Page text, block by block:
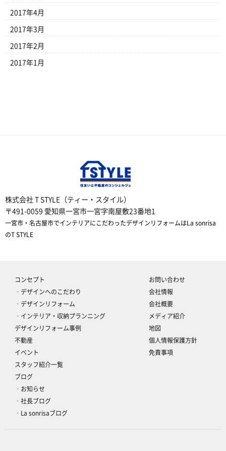
2017年4月
2017年3月
2017年2月
2017年1月
株式会社 T STYLE（ティー・スタイル）
〒491-0059 愛知県一宮市一宮字南屋敷23番地1
一宮市・名古屋市でインテリアにこだわったデザインリフォームはLa sonrisa
のT STYLE
コンセプト
‐デザインへのこだわり
‐デザインリフォーム
‐インテリア・収納プランニング
デザインリフォーム事例
不動産
イベント
スタッフ紹介一覧
ブログ
‐お知らせ
‐社長ブログ
‐La sonrisaブログ
お問い合わせ
会社情報
会社概要
メディア紹介
地図
個人情報保護方針
免責事項